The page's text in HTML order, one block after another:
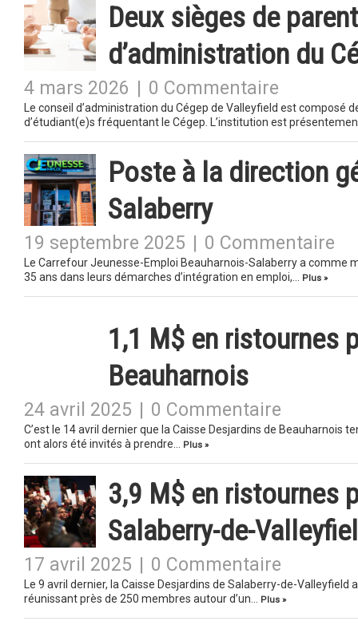
Deux sièges de
d’administration du
4 mars 2026 0 Commentaire
Le conseil d’administration du Cégep de Valleyfield est
d’étudiant(e)s fréquentant le Cégep. L’institution est
Poste à la direction
Salaberry
19 septembre 2025 0 Commentaire
Le Carrefour Jeunesse-Emploi Beauharnois-Salaberry a comme
35 ans dans leurs démarches d’intégration en emploi,…
Plus »
1,1 M$ en ristournes
Beauharnois
24 avril 2025 0 Commentaire
C’est le 14 avril dernier que la Caisse Desjardins de
ont alors été invités à prendre…
Plus »
3,9 M$ en ristournes
Salaberry-de-
17 avril 2025 0 Commentaire
Le 9 avril dernier, la Caisse Desjardins de Salaberry-de-
réunissant près de 250 membres autour d’un…
Plus »